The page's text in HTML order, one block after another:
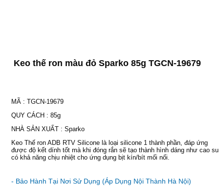
Giỏ hàng
Chưa có sản phẩm trong giỏ hàng.
Miễn phí vận chuyển
Keo thế ron màu đỏ Sparko 85g TGCN-19679
MÃ : TGCN-19679
QUY CÁCH : 85g
NHÀ SẢN XUẤT : Sparko
Keo Thế ron ADB RTV Silicone là loại silicone 1 thành phần, đáp ứng
được độ kết dính tốt mà khi đóng rắn sẽ tạo thành hình dáng như cao
có khả năng chịu nhiệt cho ứng dụng bịt kín/bít mối nối.
- Bảo Hành Tại Nơi Sử Dụng (Áp Dụng Nội Thành Hà Nội)